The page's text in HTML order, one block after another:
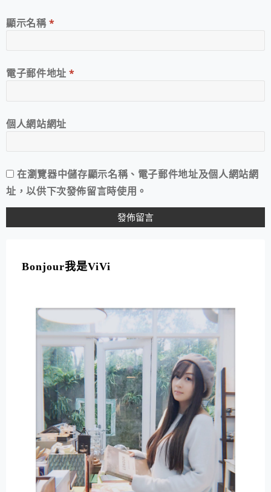
顯示名稱*
電子郵件地址*
個人網站網址
在瀏覽器中儲存顯示名稱、電子郵件地址及個人網站網
址，以供下次發佈留言時使用。
Bonjour我是ViVi